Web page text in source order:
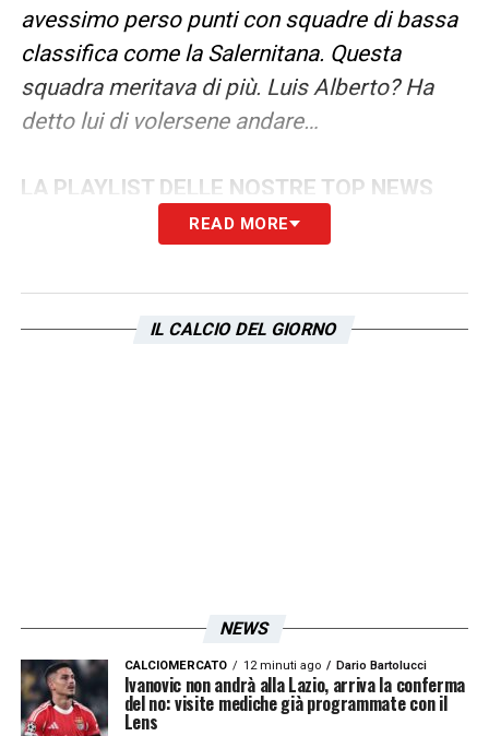
avessimo perso punti con squadre di bassa
classifica come la Salernitana. Questa
squadra meritava di più. Luis Alberto? Ha
detto lui di volersene andare…
LA PLAYLIST DELLE NOSTRE TOP NEWS
READ MORE
IL CALCIO DEL GIORNO
NEWS
CALCIOMERCATO 12 minuti ago Dario Bartolucci
Ivanovic non andrà alla Lazio, arriva la conferma
del no: visite mediche già programmate con il
Lens